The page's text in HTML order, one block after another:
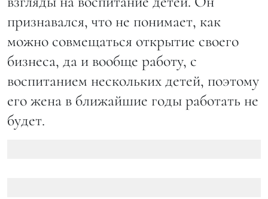
признавался, что не понимает, как
можно совмещаться открытие своего
бизнеса, да и вообще работу, с
воспитанием нескольких детей, поэтому
его жена в ближайшие годы работать не
будет.